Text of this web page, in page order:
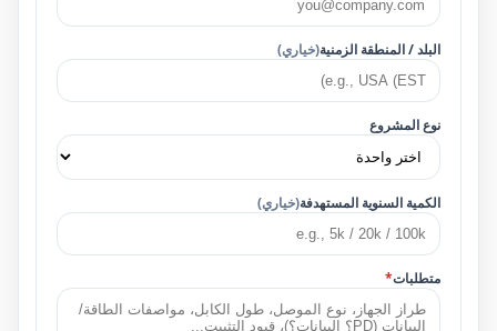
البلد / المنطقة الزمنية(خياري)
نوع المشروع
الكمية السنوية المستهدفة(خياري)
متطلبات*